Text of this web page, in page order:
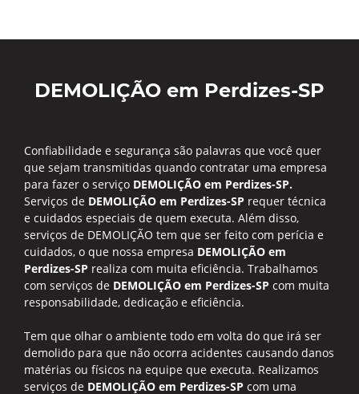
DEMOLIÇÃO em Perdizes-SP
Confiabilidade e segurança são palavras que você quer
que sejam transmitidas quando contratar uma empresa
para fazer o serviço DEMOLIÇÃO em Perdizes-SP.
Serviços de DEMOLIÇÃO em Perdizes-SP requer técnica
e cuidados especiais de quem executa. Além disso,
serviços de DEMOLIÇÃO tem que ser feito com perícia e
cuidados, o que nossa empresa DEMOLIÇÃO em
Perdizes-SP realiza com muita eficiência. Trabalhamos
com serviços de DEMOLIÇÃO em Perdizes-SP com muita
responsabilidade, dedicação e eficiência.
Tem que olhar o ambiente todo em volta do que irá ser
demolido para que não ocorra acidentes causando danos
matérias ou físicos na equipe que executa. Realizamos
serviços de DEMOLIÇÃO em Perdizes-SP com uma